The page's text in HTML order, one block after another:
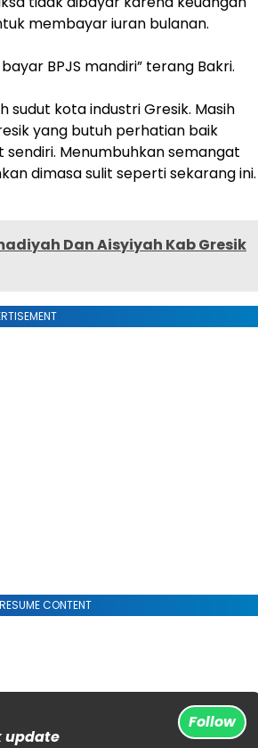
membayar iuran bulanan.
BPJS mandiri” terang Bakri.
sudut kota industri Gresik. Masih
yang butuh perhatian baik
Menumbuhkan semangat
dimasa sulit seperti sekarang ini.
Dan Aisyiyah Kab Gresik
CONTENT
update
Follow